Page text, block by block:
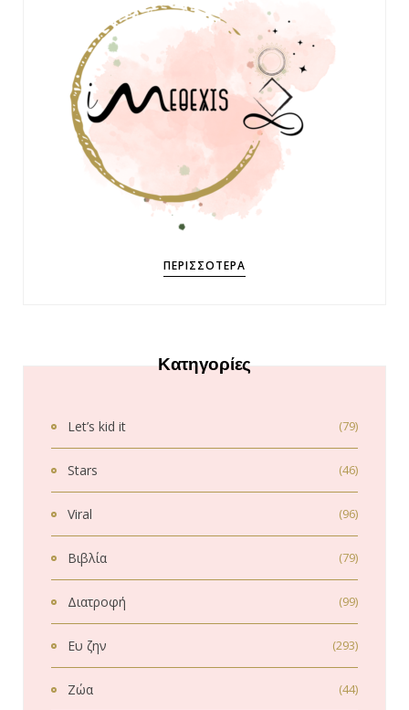
ΠΕΡΙΣΣΌΤΕΡΑ
Κατηγορίες
Let’s kid it (79)
Stars (46)
Viral (96)
Βιβλία (79)
Διατροφή (99)
Ευ ζην (293)
Ζώα (44)